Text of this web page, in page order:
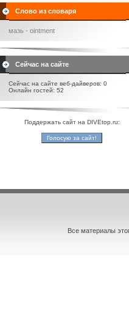
Слово из словаря
мазь - ointment
Сейчас на сайте
Сейчас на сайте веб-дайверов: 0
Онлайн гостей: 52
Поддержать сайт на DIVEtop.ru:
Все материалы